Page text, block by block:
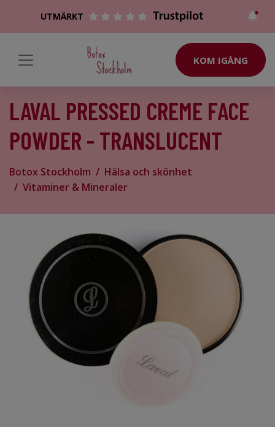
UTMÄRKT
KOM IGÅNG
LAVAL PRESSED CREME FACE
POWDER - TRANSLUCENT
Botox Stockholm
Hälsa och skönhet
Vitaminer & Mineraler